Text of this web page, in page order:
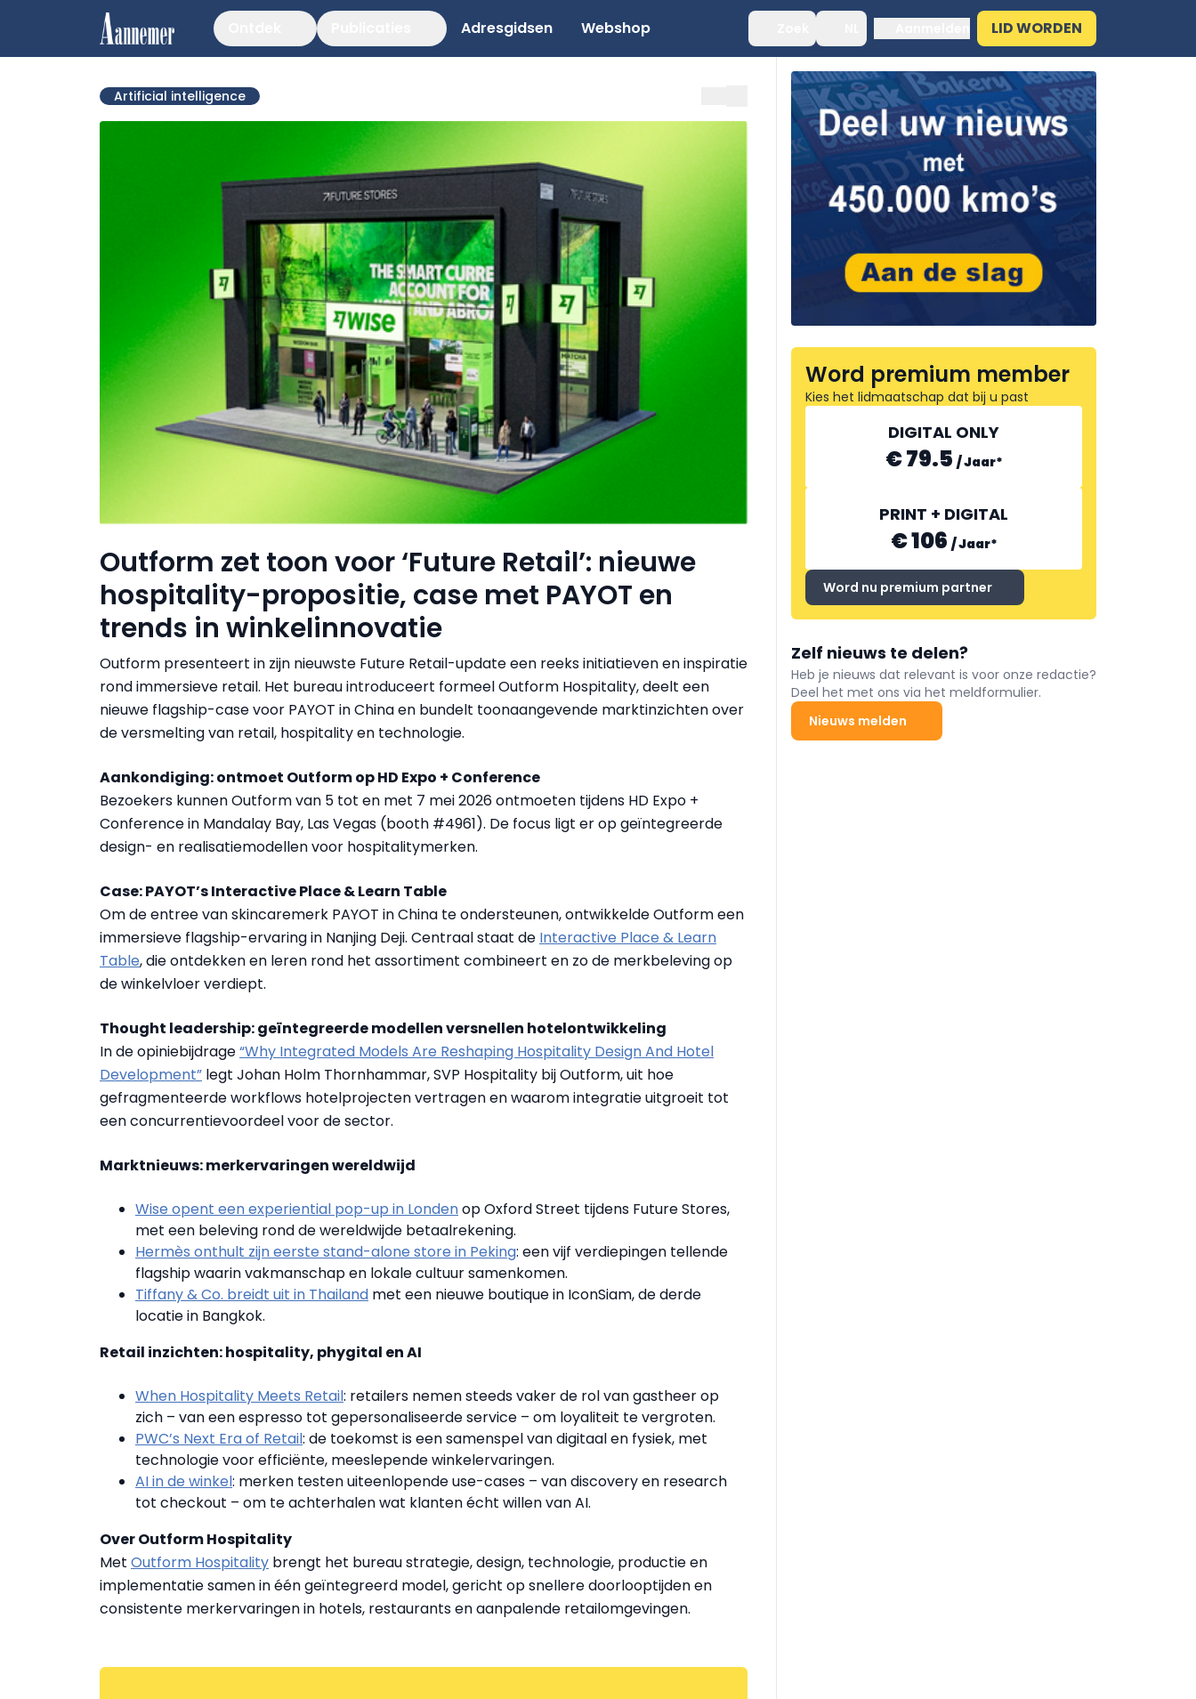
Adresgidsen Webshop LID WORDEN
Artificial intelligence
Outform zet toon voor ‘Future Retail’: nieuwe
hospitality-propositie, case met PAYOT en
trends in winkelinnovatie
Outform presenteert in zijn nieuwste Future Retail-update een reeks initiatieven en inspiratie
rond immersieve retail. Het bureau introduceert formeel Outform Hospitality, deelt een
nieuwe flagship-case voor PAYOT in China en bundelt toonaangevende marktinzichten over
de versmelting van retail, hospitality en technologie.
Aankondiging: ontmoet Outform op HD Expo + Conference
Bezoekers kunnen Outform van 5 tot en met 7 mei 2026 ontmoeten tijdens HD Expo +
Conference in Mandalay Bay, Las Vegas (booth #4961). De focus ligt er op geïntegreerde
design- en realisatiemodellen voor hospitalitymerken.
Case: PAYOT’s Interactive Place & Learn Table
Om de entree van skincaremerk PAYOT in China te ondersteunen, ontwikkelde Outform een
immersieve flagship-ervaring in Nanjing Deji. Centraal staat de Interactive Place & Learn
Table, die ontdekken en leren rond het assortiment combineert en zo de merkbeleving op
de winkelvloer verdiept.
Thought leadership: geïntegreerde modellen versnellen hotelontwikkeling
In de opiniebijdrage“Why Integrated Models Are Reshaping Hospitality Design And Hotel
Development” legt Johan Holm Thornhammar, SVP Hospitality bij Outform, uit hoe
gefragmenteerde workflows hotelprojecten vertragen en waarom integratie uitgroeit tot
een concurrentievoordeel voor de sector.
Marktnieuws: merkervaringen wereldwijd
Wise opent een experiential pop-up in Londenop Oxford Street tijdens Future Stores,
met een beleving rond de wereldwijde betaalrekening.
Hermès onthult zijn eerste stand-alone store in Peking: een vijf verdiepingen tellende
flagship waarin vakmanschap en lokale cultuur samenkomen.
Tiffany & Co. breidt uit in Thailand met een nieuwe boutique in IconSiam, de derde
locatie in Bangkok.
Retail inzichten: hospitality, phygital en AI
When Hospitality Meets Retail: retailers nemen steeds vaker de rol van gastheer op
zich – van een espresso tot gepersonaliseerde service – om loyaliteit te vergroten.
PWC’s Next Era of Retail: de toekomst is een samenspel van digitaal en fysiek, met
technologie voor efficiënte, meeslepende winkelervaringen.
AI in de winkel: merken testen uiteenlopende use-cases – van discovery en research
tot checkout – om te achterhalen wat klanten écht willen van AI.
Over Outform Hospitality
Met Outform Hospitality brengt het bureau strategie, design, technologie, productie en
implementatie samen in één geïntegreerd model, gericht op snellere doorlooptijden en
consistente merkervaringen in hotels, restaurants en aanpalende retailomgevingen.
Word premium member
Kies het lidmaatschap dat bij u past
DIGITAL ONLY
€ 79.5 /Jaar*
PRINT + DIGITAL
€ 106 /Jaar*
Word nu premium partner
Zelf nieuws te delen?
Heb je nieuws dat relevant is voor onze redactie?
Deel het met ons via het meldformulier.
Nieuws melden